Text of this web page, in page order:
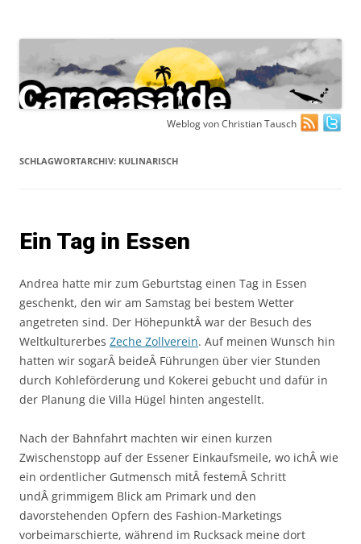
Weblog von Christian Tausch
SCHLAGWORTARCHIV: KULINARISCH
Ein Tag in Essen
Andrea hatte mir zum Geburtstag einen Tag in Essen
geschenkt, den wir am Samstag bei bestem Wetter
angetreten sind. Der HöhepunktÂ war der Besuch des
Weltkulturerbes Zeche Zollverein. Auf meinen Wunsch hin
hatten wir sogarÂ beideÂ Führungen über vier Stunden
durch Kohleförderung und Kokerei gebucht und dafür in
der Planung die Villa Hügel hinten angestellt.
Nach der Bahnfahrt machten wir einen kurzen
Zwischenstopp auf der Essener Einkaufsmeile, wo ichÂ wie
ein ordentlicher Gutmensch mitÂ festemÂ Schritt
undÂ grimmigem Blick am Primark und den
davorstehenden Opfern des Fashion-Marketings
vorbeimarschierte, während im Rucksack meine dort